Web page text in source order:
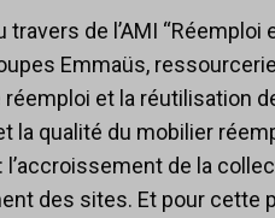
de l’AMI
Emmaüs,
et la réutilisation
la qualité du mobilier
de la
des sites. Et pour